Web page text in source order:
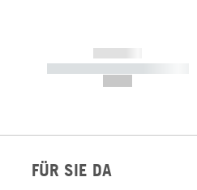
------------
----------- ----------- -----------
FÜR SIE DA